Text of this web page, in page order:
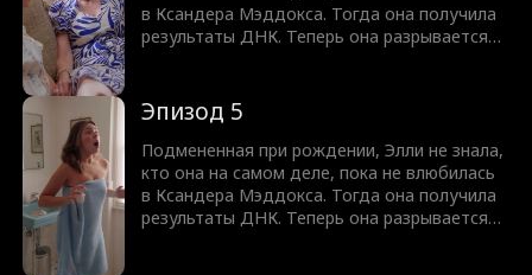
в Ксандера Мэддокса. Тогда она получила
результаты ДНК. Теперь она разрывается
его, или скрывать правду от любимого
человека.
Эпизод 5
Подмененная при рождении, Элли не знала,
кто она на самом деле, пока не влюбилась
в Ксандера Мэддокса. Тогда она получила
результаты ДНК. Теперь она разрывается